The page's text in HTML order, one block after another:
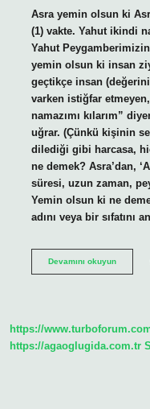
Asra yemin olsun ki
(1) vakte. Yahut ikindi
Yahut Peygamberimizin
yemin olsun ki insan
geçtikçe insan
varken istiğfar
namazımı kılarım”
uğrar. (Çünkü kişinin
dilediği gibi harcasa,
ne demek? Asra’dan,
süresi, uzun zaman,
Yemin olsun ki ne
adını veya bir sıfatını
Devamını okuyunAsra
https://
https://agaoglugida.com.tr